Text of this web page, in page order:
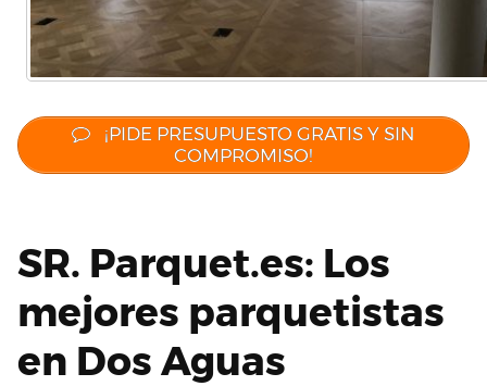
¡PIDE PRESUPUESTO GRATIS Y SIN
COMPROMISO!
SR. Parquet.es: Los
mejores parquetistas
en Dos Aguas